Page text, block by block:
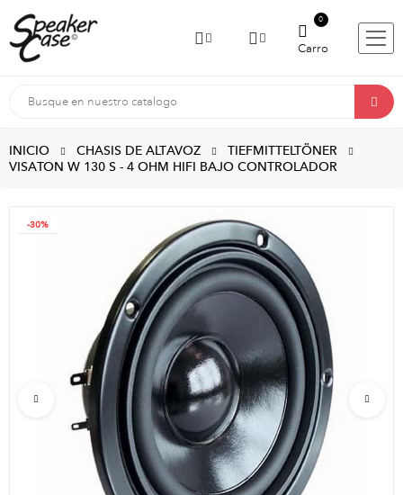
Carro
0
INICIO CHASIS DE ALTAVOZ
TIEFMITTELTÖNER
VISATON W 130 S - 4 OHM HIFI BAJO CONTROLADOR
-30%